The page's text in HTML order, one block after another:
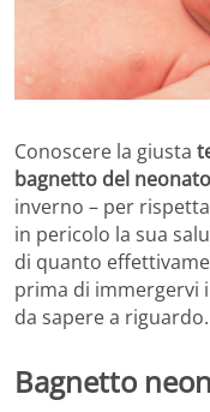
Conoscere la giusta
bagnetto del neonato
inverno – per
in pericolo la sua
di quanto
prima di immergervi
da sapere a riguardo.
Bagnetto